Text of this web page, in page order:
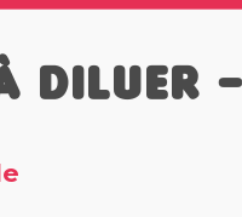
diluer